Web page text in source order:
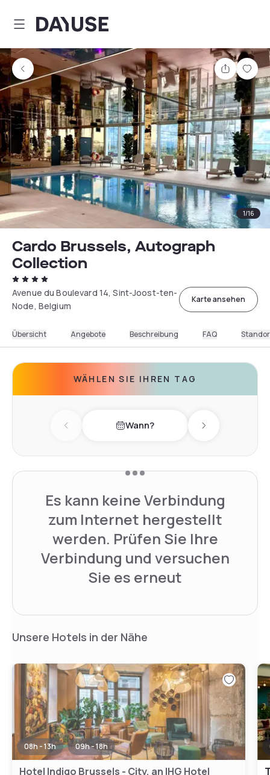
Dayuse
Teilen
1/16
Cardo Brussels, Autograph
Collection
Avenue du Boulevard 14, Sint-Joost-ten-
Node, Belgium
Karte ansehen
Übersicht Angebote Beschreibung FAQ
WÄHLEN SIE IHREN TAG
Previous day Wann? Next day
Es kann keine Verbindung
zum Internet hergestellt
werden. Prüfen Sie Ihre
Verbindung und versuchen
Sie es erneut
Unsere Hotels in der Nähe
08h - 13h 09h - 18h
Hotel Indigo Brussels - City, an IHG Hotel